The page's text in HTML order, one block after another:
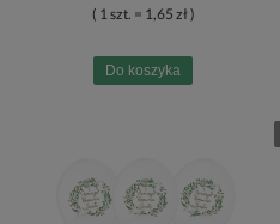
( 1 szt. = 1,65 zł )
Do koszyka